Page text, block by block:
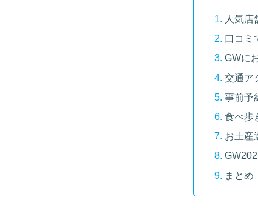
人気店
口コミ
GWに
交通ア
事前予
食べ歩
お土産
まとめ